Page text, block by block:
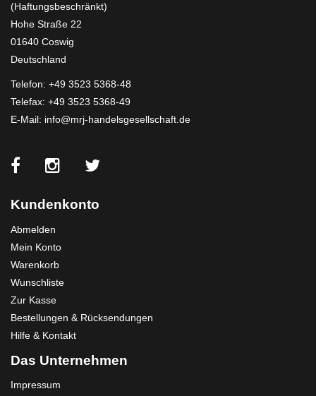
(Haftungsbeschränkt)
Hohe Straße 22
01640 Coswig
Deutschland
Telefon: +49 3523 5368-48
Telefax: +49 3523 5368-49
E-Mail: info@mrj-handelsgesellschaft.de
Kundenkonto
Abmelden
Mein Konto
Warenkorb
Wunschliste
Zur Kasse
Bestellungen & Rücksendungen
Hilfe & Kontakt
Das Unternehmen
Impressum